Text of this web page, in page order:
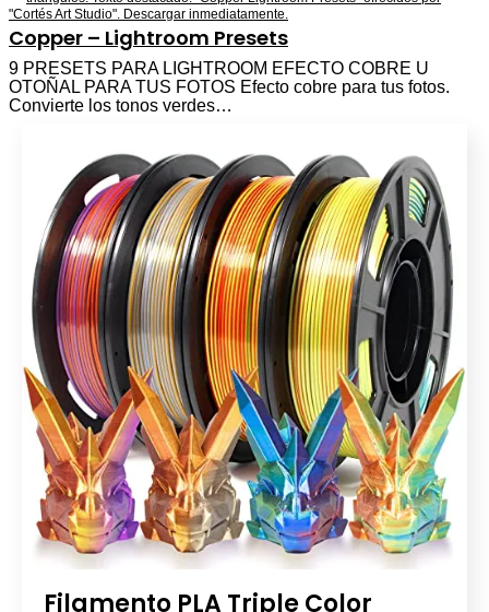
Copper – Lightroom Presets
9 PRESETS PARA LIGHTROOM EFECTO COBRE U
OTOÑAL PARA TUS FOTOS Efecto cobre para tus fotos.
Convierte los tonos verdes…
Filamento PLA Triple Color